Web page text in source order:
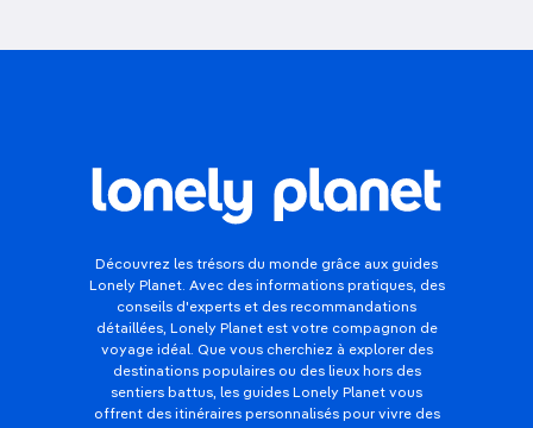
Découvrez les trésors du monde grâce aux guides
Lonely Planet. Avec des informations pratiques, des
conseils d'experts et des recommandations
détaillées, Lonely Planet est votre compagnon de
voyage idéal. Que vous cherchiez à explorer des
destinations populaires ou des lieux hors des
sentiers battus, les guides Lonely Planet vous
offrent des itinéraires personnalisés pour vivre des